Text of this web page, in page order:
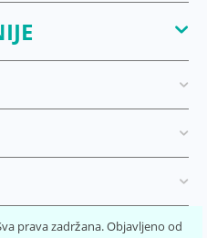
prava zadržana. Objavljeno od